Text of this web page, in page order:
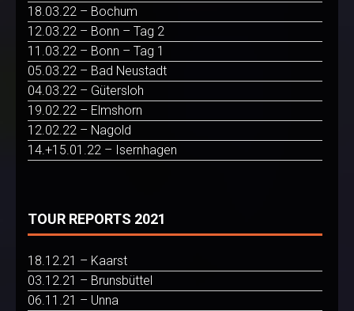
18.03.22 – Bochum
12.03.22 – Bonn – Tag 2
11.03.22 – Bonn – Tag 1
05.03.22 – Bad Neustadt
04.03.22 – Gütersloh
19.02.22 – Elmshorn
12.02.22 – Nagold
14.+15.01.22 – Isernhagen
TOUR REPORTS 2021
18.12.21 – Kaarst
03.12.21 – Brunsbüttel
06.11.21 – Unna